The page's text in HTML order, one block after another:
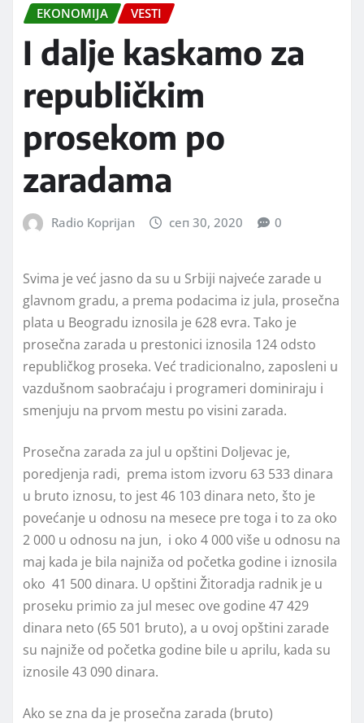
EKONOMIJA VESTI
I dalje kaskamo za
republičkim
prosekom po
zaradama
Radio Koprijan сеп 30, 2020 0
Svima je već jasno da su u Srbiji najveće zarade u
glavnom gradu, a prema podacima iz jula, prosečna
plata u Beogradu iznosila je 628 evra. Tako je
prosečna zarada u prestonici iznosila 124 odsto
republičkog proseka. Već tradicionalno, zaposleni u
vazdušnom saobraćaju i programeri dominiraju i
smenjuju na prvom mestu po visini zarada.
Prosečna zarada za jul u opštini Doljevac je,
poredjenja radi, prema istom izvoru 63 533 dinara
u bruto iznosu, to jest 46 103 dinara neto, što je
povećanje u odnosu na mesece pre toga i to za oko
2 000 u odnosu na jun, i oko 4 000 više u odnosu na
maj kada je bila najniža od početka godine i iznosila
oko 41 500 dinara. U opštini Žitoradja radnik je u
proseku primio za jul mesec ove godine 47 429
dinara neto (65 501 bruto), a u ovoj opštini zarade
su najniže od početka godine bile u aprilu, kada su
iznosile 43 090 dinara.
Ako se zna da je prosečna zarada (bruto)